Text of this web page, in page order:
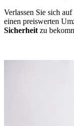
Verlassen Sie sich
einen preiswerten
Sicherheit zu